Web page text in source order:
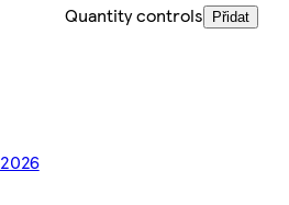
Quantity controls
Přidat